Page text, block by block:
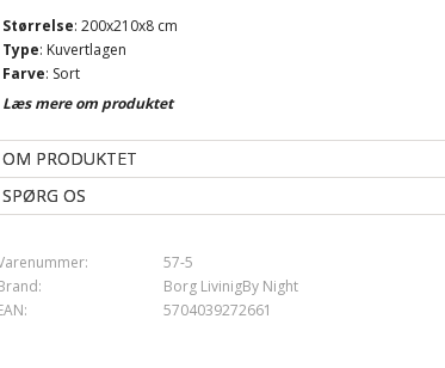
Størrelse: 200x210x8 cm
Type: Kuvertlagen
Farve: Sort
Materiale: 100% bomuld
(Thread count = antal tråde pr kvadrat tomme)
Brand: By Night
Vask: 60°
Tørretumbling: Ja
Læs mere om produktet
OM PRODUKTET
SPØRG OS
57-5
Borg LivinigBy Night
5704039272661